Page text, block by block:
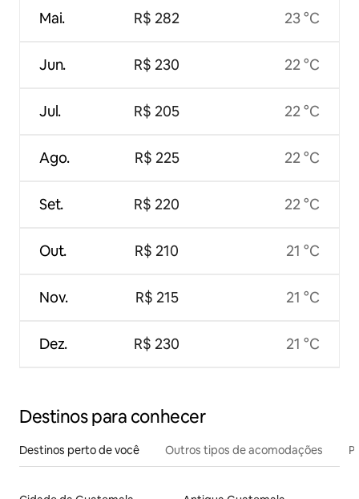
Mai.
Jun.
Jul.
Ago.
Set.
Out.
Nov.
Dez.
R$ 282
R$ 230
R$ 205
R$ 225
R$ 220
R$ 210
R$ 215
R$ 230
23 °C
22 °C
22 °C
22 °C
22 °C
21 °C
21 °C
21 °C
Destinos para conhecer
Destinos perto de você Outros tipos de acomodações